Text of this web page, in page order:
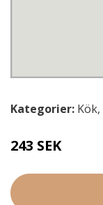
Kategorier: Kök,
243 SEK